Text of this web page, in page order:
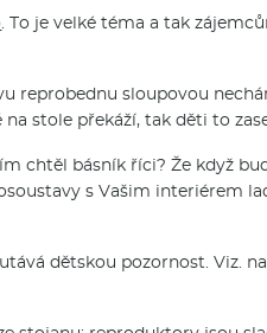
. To je velké téma a tak
reprobednu sloupovou
na stole překáží, tak děti to
chtěl básník říci? Že když
s Vašim interiérem
dětskou pozornost. Viz.